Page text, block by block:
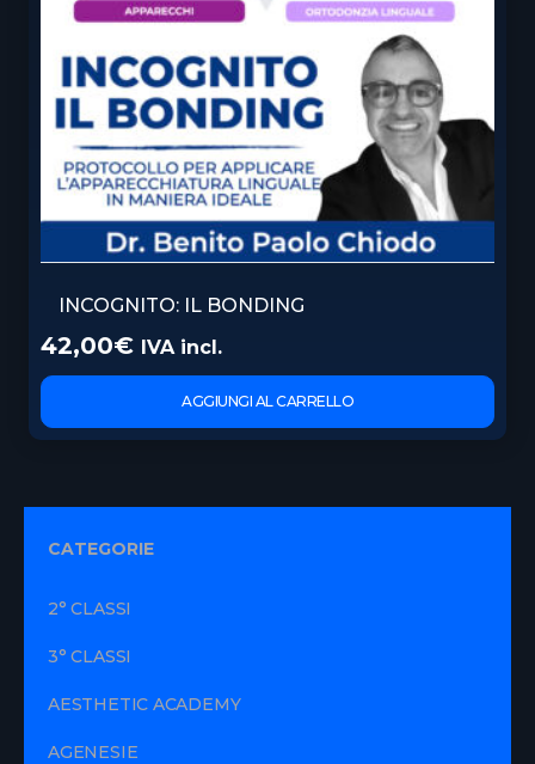
INCOGNITO: IL BONDING
42,00€ IVA incl.
AGGIUNGI AL CARRELLO
CATEGORIE
2° CLASSI
3° CLASSI
AESTHETIC ACADEMY
AGENESIE